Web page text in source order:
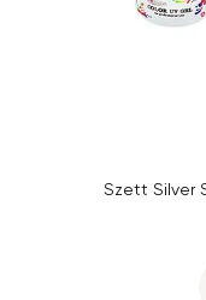
Szett Silver